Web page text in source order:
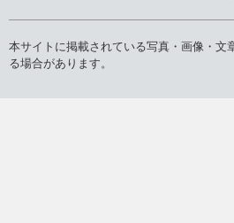
本サイトに掲載されている写真・画像・
る場合があります。